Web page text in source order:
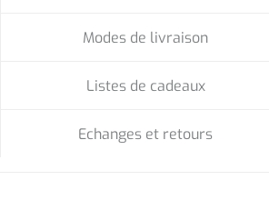
Modes de livraison
Listes de cadeaux
Echanges et retours